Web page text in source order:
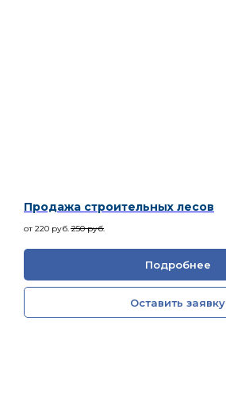
Продажа строительных лесов
от 220 руб. 250 руб.
Подробнее
Оставить заявку